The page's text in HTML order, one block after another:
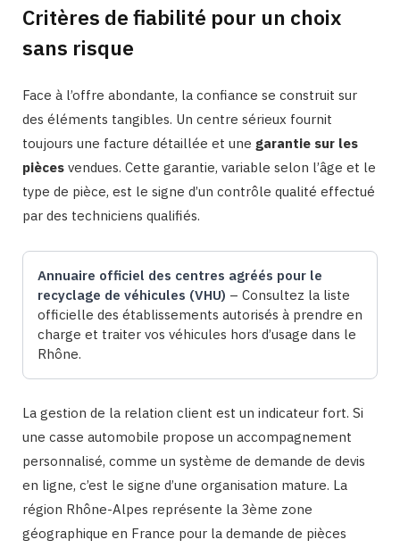
Critères de fiabilité pour un choix
sans risque
Face à l’offre abondante, la confiance se construit sur
des éléments tangibles. Un centre sérieux fournit
toujours une facture détaillée et une garantie sur les
pièces vendues. Cette garantie, variable selon l’âge et le
type de pièce, est le signe d’un contrôle qualité effectué
par des techniciens qualifiés.
Annuaire officiel des centres agréés pour le
recyclage de véhicules (VHU) – Consultez la liste
officielle des établissements autorisés à prendre en
charge et traiter vos véhicules hors d’usage dans le
Rhône.
La gestion de la relation client est un indicateur fort. Si
une casse automobile propose un accompagnement
personnalisé, comme un système de demande de devis
en ligne, c’est le signe d’une organisation mature. La
région Rhône-Alpes représente la 3ème zone
géographique en France pour la demande de pièces